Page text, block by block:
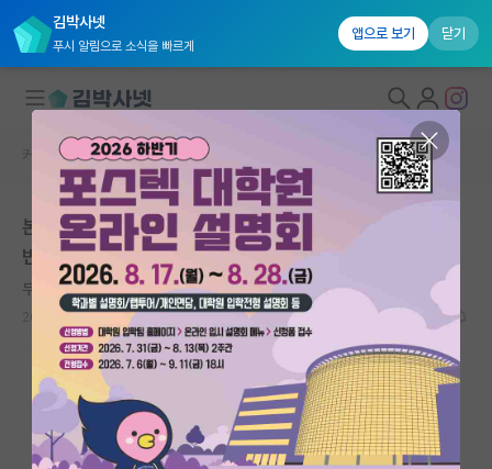
김박사넷
푸시 알림으로 소식을 빠르게
앱으로 보기 닫기
대학원생 모집
국내대학원 정보
연구실&오픈랩
커뮤니티
커뮤니티 홈
전체글보기
베스트 게시판
커뮤니티 홈 자유 게시판(아무개랩)
본인의 연구주제가 있어야 입학할 수 있다는 연구실이 일
반적인가요?
무심한 헤르만 헤세
2026.06.05 7 1771